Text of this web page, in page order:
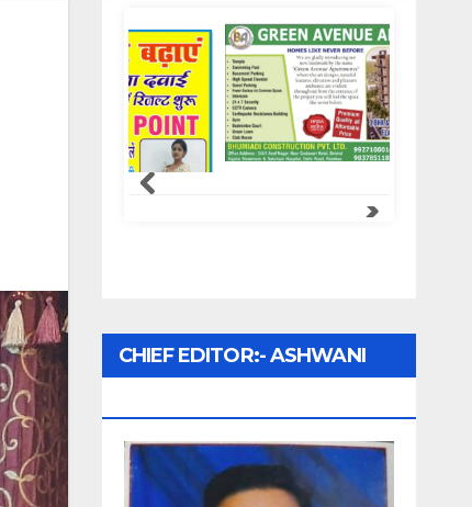
Samachar Express
CHIEF EDITOR:- ASHWANI